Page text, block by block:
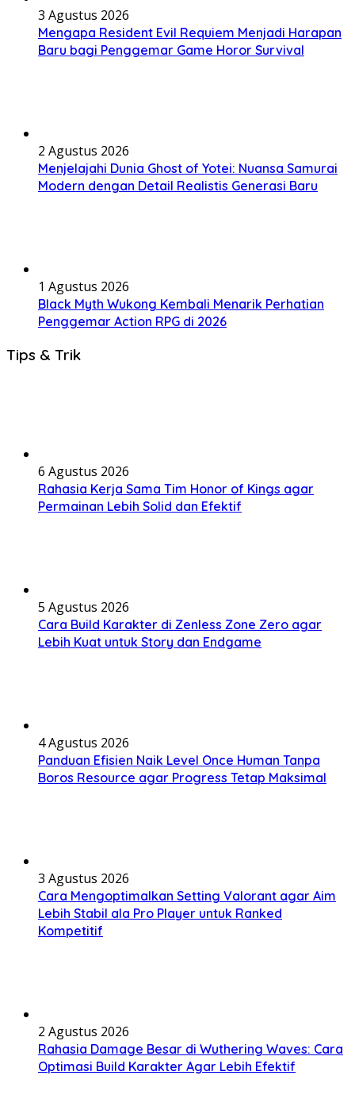
3 Agustus 2026
Mengapa Resident Evil Requiem Menjadi Harapan
Baru bagi Penggemar Game Horor Survival
2 Agustus 2026
Menjelajahi Dunia Ghost of Yotei: Nuansa Samurai
Modern dengan Detail Realistis Generasi Baru
1 Agustus 2026
Black Myth Wukong Kembali Menarik Perhatian
Penggemar Action RPG di 2026
Tips & Trik
6 Agustus 2026
Rahasia Kerja Sama Tim Honor of Kings agar
Permainan Lebih Solid dan Efektif
5 Agustus 2026
Cara Build Karakter di Zenless Zone Zero agar
Lebih Kuat untuk Story dan Endgame
4 Agustus 2026
Panduan Efisien Naik Level Once Human Tanpa
Boros Resource agar Progress Tetap Maksimal
3 Agustus 2026
Cara Mengoptimalkan Setting Valorant agar Aim
Lebih Stabil ala Pro Player untuk Ranked
Kompetitif
2 Agustus 2026
Rahasia Damage Besar di Wuthering Waves: Cara
Optimasi Build Karakter Agar Lebih Efektif